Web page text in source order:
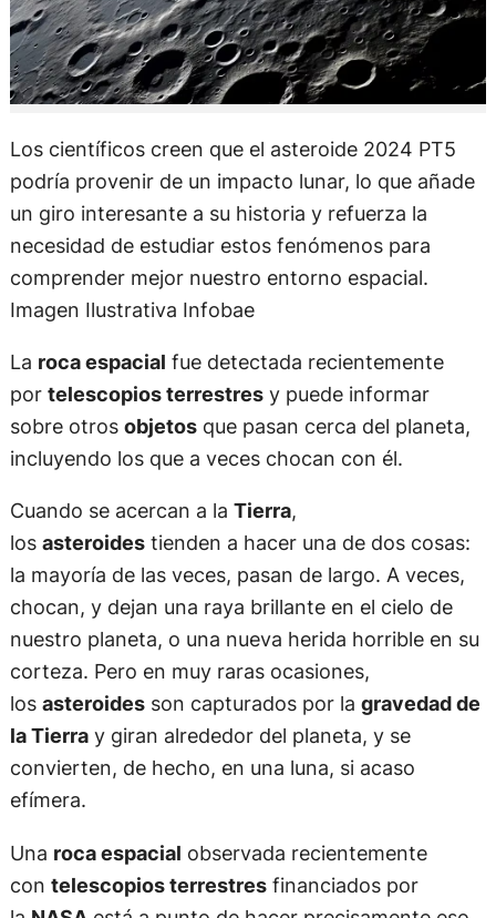
Los científicos creen que el asteroide 2024 PT5
podría provenir de un impacto lunar, lo que añade
un giro interesante a su historia y refuerza la
necesidad de estudiar estos fenómenos para
comprender mejor nuestro entorno espacial.
Imagen Ilustrativa Infobae
La roca espacial fue detectada recientemente
por telescopios terrestresy puede informar
sobre otros objetosque pasan cerca del planeta,
incluyendo los que a veces chocan con él.
Cuando se acercan a la Tierra,
los asteroidestienden a hacer una de dos cosas:
la mayoría de las veces, pasan de largo. A veces,
chocan, y dejan una raya brillante en el cielo de
nuestro planeta, o una nueva herida horrible en su
corteza. Pero en muy raras ocasiones,
los asteroidesson capturados por la gravedad de
la Tierray giran alrededor del planeta, y se
convierten, de hecho, en una luna, si acaso
efímera.
Una roca espacial observada recientemente
con telescopios terrestresfinanciados por